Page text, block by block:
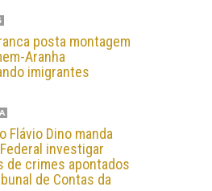
posta montagem
Aranha
imigrantes
Flávio Dino manda
investigar
de crimes apontados
de Contas da